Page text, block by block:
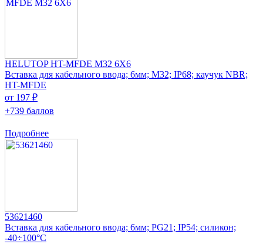
HELUTOP HT-MFDE M32 6X6
Вставка для кабельного ввода; 6мм; M32; IP68; каучук NBR;
HT-MFDE
от 197 ₽
+739 баллов
Подробнее
53621460
Вставка для кабельного ввода; 6мм; PG21; IP54; силикон;
-40÷100°C